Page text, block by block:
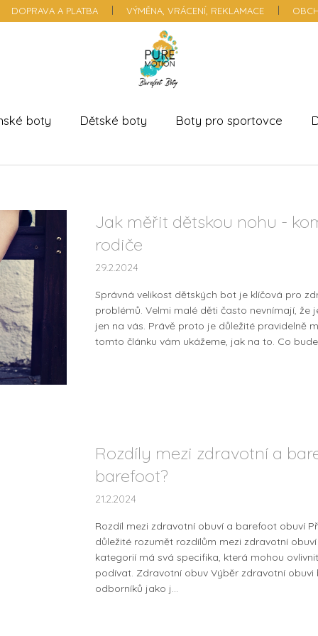
DOPRAVA A PLATBA VÝMĚNA, VRÁCENÍ, REKLAMACE
boty Dětské boty Boty pro sportovce
Jak měřit dětskou nohu -
rodiče
29.2.2024
Správná velikost dětských bot je klíčová pro
problémů. Velmi malé děti často nevnímají,
jen na vás. Právě proto je důležité pravidelně
tomto článku vám ukážeme, jak na to. Co
Rozdíly mezi zdravotní a
barefoot?
21.2.2024
Rozdíl mezi zdravotní obuví a barefoot obuví
důležité rozumět rozdílům mezi zdravotní
kategorií má svá specifika, která mohou
podívat. Zdravotní obuv Výběr zdravotní
odborníků jako j...